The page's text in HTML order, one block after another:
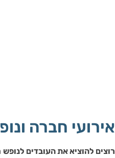
אירועי חברה
רוצים להוציא את העובדים לנופש